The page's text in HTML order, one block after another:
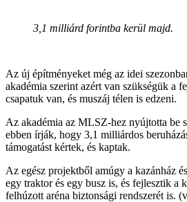
3,1 milliárd forintba kerül majd.
Az új építményeket még az idei
akadémia szerint azért van szükségük a
csapatuk van, és muszáj télen is edzeni.
Az akadémia az MLSZ-hez nyújtotta be
ebben írják, hogy 3,1 milliárdos
támogatást kértek, és kaptak.
Az egész projektből amúgy a kazánház
egy traktor és egy busz is, és fejlesztik a
felhúzott aréna biztonsági rendszerét is.